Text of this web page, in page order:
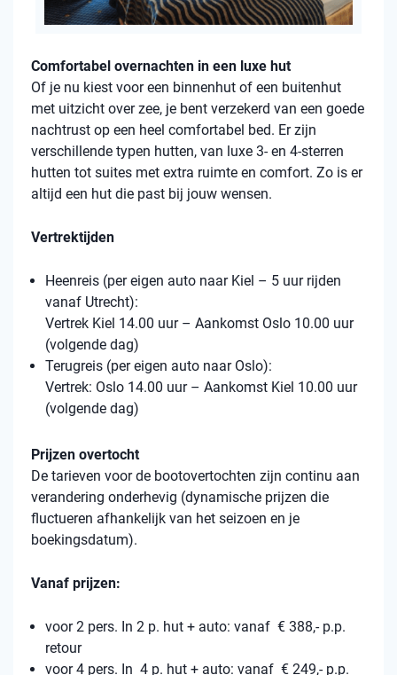
Comfortabel overnachten in een luxe hut
Of je nu kiest voor een binnenhut of een buitenhut
met uitzicht over zee, je bent verzekerd van een goede
nachtrust op een heel comfortabel bed. Er zijn
verschillende typen hutten, van luxe 3- en 4-sterren
hutten tot suites met extra ruimte en comfort. Zo is er
altijd een hut die past bij jouw wensen.
Vertrektijden
Heenreis (per eigen auto naar Kiel – 5 uur rijden
vanaf Utrecht):
Vertrek Kiel 14.00 uur – Aankomst Oslo 10.00 uur
(volgende dag)
Terugreis (per eigen auto naar Oslo):
Vertrek: Oslo 14.00 uur – Aankomst Kiel 10.00 uur
(volgende dag)
Prijzen overtocht
De tarieven voor de bootovertochten zijn continu aan
verandering onderhevig (dynamische prijzen die
fluctueren afhankelijk van het seizoen en je
boekingsdatum).
Vanaf prijzen:
voor 2 pers. In 2 p. hut + auto: vanaf € 388,- p.p.
retour
voor 4 pers. In 4 p. hut + auto: vanaf € 249,- p.p.